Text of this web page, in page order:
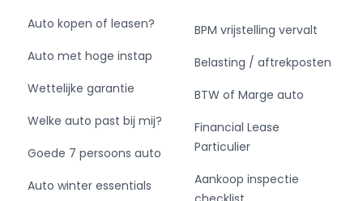
Auto kopen of leasen?
Auto met hoge instap
Wettelijke garantie
Welke auto past bij mij?
Goede 7 persoons auto
Auto winter essentials
BPM vrijstelling vervalt
Belasting / aftrekposten
BTW of Marge auto
Financial Lease
Particulier
Aankoop inspectie